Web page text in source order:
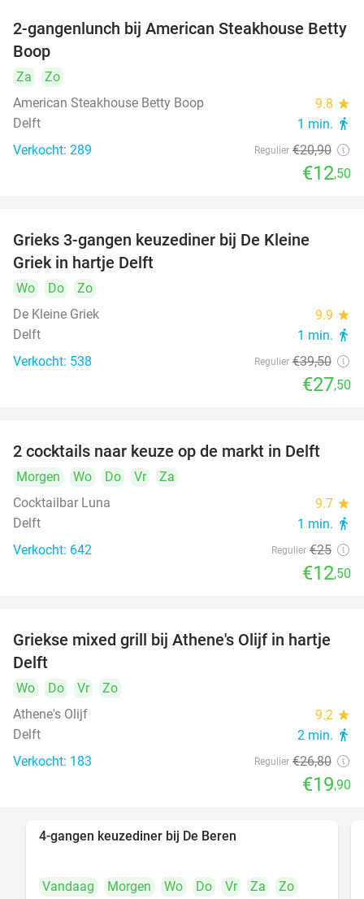
40%
2-gangenlunch bij American Steakhouse Betty
Boop
Za
Zo
American Steakhouse Betty Boop
9.8 star
Delft 1 min. directions_walk
Verkocht: 289 Regulier €20,90
€12,50
Grieks 3-gangen keuzediner bij De Kleine
Griek in hartje Delft
Wo Do
Zo
De Kleine Griek
9.9 star
Delft 1 min. directions_walk
Verkocht: 538 Regulier €39,50
€27,50
50%
2 cocktails naar keuze op de markt in Delft
Morgen Wo Do Vr
Za
Cocktailbar Luna
9.7 star
Delft 1 min. directions_walk
Verkocht: 642 Regulier €25
€12,50
26%
Griekse mixed grill bij Athene's Olijf in hartje
Delft
Wo Do Vr
Zo
Athene's Olijf
9.2 star
Delft 2 min. directions_walk
Verkocht: 183 Regulier €26,80
€19,90
4-gangen keuzediner bij De Beren
Vandaag Morgen Wo Do Vr Za
Zo